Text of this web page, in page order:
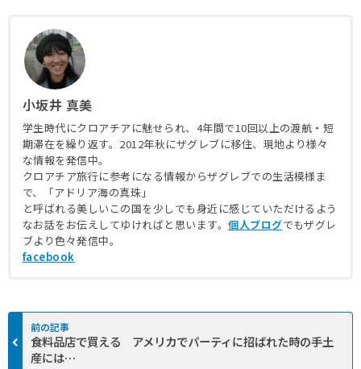
小坂井 真美
学生時代にクロアチアに魅せられ、4年間で10回以上の渡航・短
期滞在を繰り返す。2012年秋にザグレブに移住、現地より様々
な情報を発信中。
クロアチア旅行に参考になる情報からザグレブでの生活模様ま
で、「アドリア海の真珠」
と呼ばれる美しいこの国を少しでも身近に感じていただけるよう
なお話をお伝えしてゆければと思います。個人ブログでもザグレ
ブより色々発信中。
facebook
食料品店で買える アメリカでパーティに招ばれた時の手土
産には…